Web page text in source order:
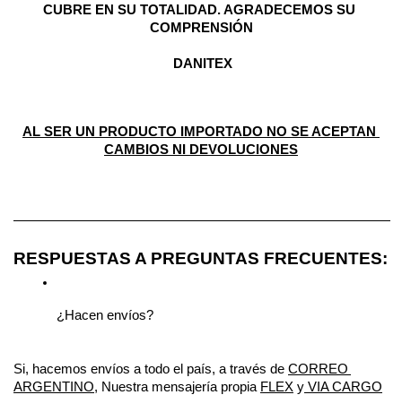
CUBRE EN SU TOTALIDAD. AGRADECEMOS SU
COMPRENSIÓN
DANITEX
AL SER UN PRODUCTO IMPORTADO NO SE ACEPTAN
CAMBIOS NI DEVOLUCIONES
————————————————————————————
RESPUESTAS A PREGUNTAS FRECUENTES:
¿Hacen envíos?
Si, hacemos envíos a todo el país, a través de CORREO
ARGENTINO, Nuestra mensajería propia FLEX y VIA CARGO